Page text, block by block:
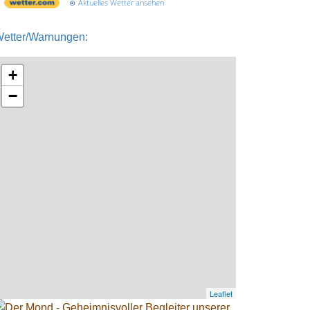
Aktuelles Wetter ansehen
Warnungen:
+
−
Leaflet